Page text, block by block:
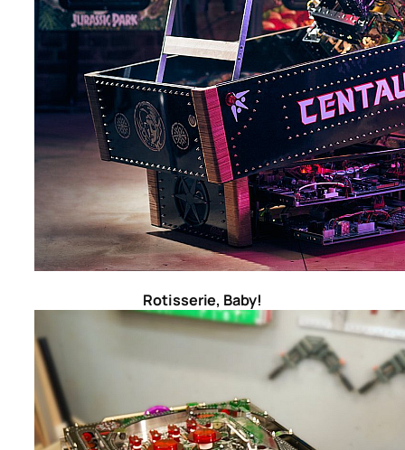
Rotisserie, Baby!